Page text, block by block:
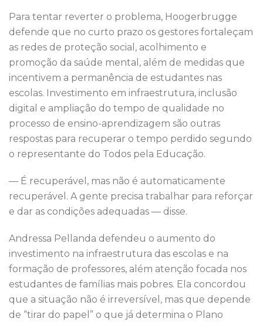
Para tentar reverter o problema, Hoogerbrugge
defende que no curto prazo os gestores fortaleçam
as redes de proteção social, acolhimento e
promoção da saúde mental, além de medidas que
incentivem a permanência de estudantes nas
escolas. Investimento em infraestrutura, inclusão
digital e ampliação do tempo de qualidade no
processo de ensino-aprendizagem são outras
respostas para recuperar o tempo perdido segundo
o representante do Todos pela Educação.
— É recuperável, mas não é automaticamente
recuperável. A gente precisa trabalhar para reforçar
e dar as condições adequadas — disse.
Andressa Pellanda defendeu o aumento do
investimento na infraestrutura das escolas e na
formação de professores, além atenção focada nos
estudantes de famílias mais pobres. Ela concordou
que a situação não é irreversível, mas que depende
de “tirar do papel” o que já determina o Plano